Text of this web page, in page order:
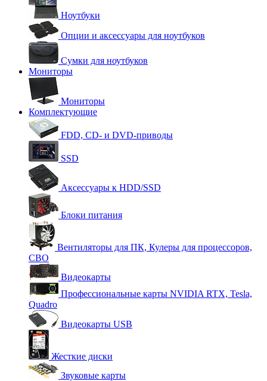
Ноутбуки
Опции и аксессуары для ноутбуков
Сумки для ноутбуков
Мониторы
Мониторы
Комплектующие
FDD, CD- и DVD-приводы
SSD
Аксессуары к HDD/SSD
Блоки питания
Вентиляторы для ПК, Кулеры для процессоров,
СВО
Видеокарты
Профессиональные карты NVIDIA RTX, Tesla,
Quadro
Видеокарты USB
Жесткие диски
Звуковые карты